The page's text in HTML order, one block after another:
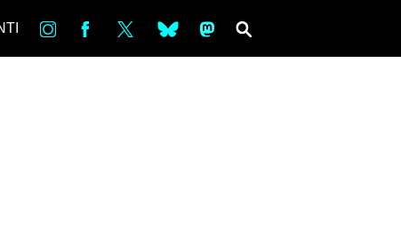
in bsky ms